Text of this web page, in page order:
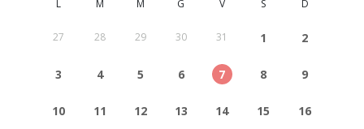
L M M G V S D
27 28 29 30 31 1 2
3 4 5 6 7 8 9
10 11 12 13 14 15 16